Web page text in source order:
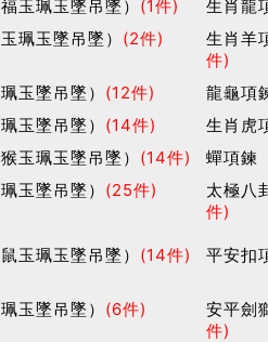
玉珮玉墜吊墜） (1件)
生肖龍
珮玉墜吊墜） (2件)
生肖羊
件)
玉墜吊墜） (12件)
龍龜項
玉墜吊墜） (14件)
生肖虎
玉珮玉墜吊墜） (14件)
蟬項鍊
玉墜吊墜） (25件)
太極八
件)
玉珮玉墜吊墜） (14件) 平安扣
玉墜吊墜） (6件)
安平劍
件)